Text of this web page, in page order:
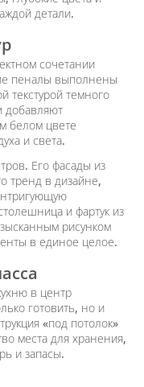
детали.
сочетании
пеналы выполнены
текстурой темного
добавляют
белом цвете
и света.
Его фасады из
тренд в дизайне,
и фартук из
рисунком
в единое целое.
в центр
готовить, но и
«под потолок»
места для хранения,
и запасы.